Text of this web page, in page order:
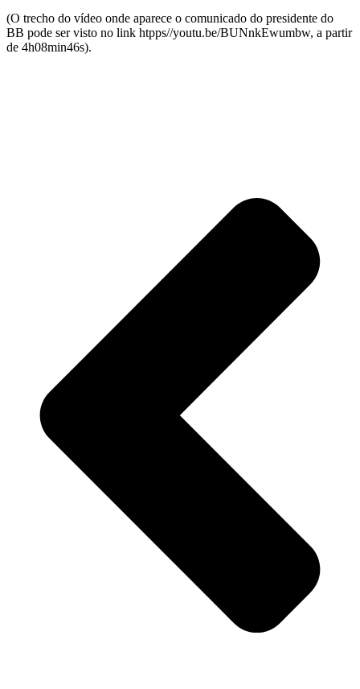
(O trecho do vídeo onde aparece o comunicado do presidente do
BB pode ser visto no link htpps//youtu.be/BUNnkEwumbw, a partir
de 4h08min46s).